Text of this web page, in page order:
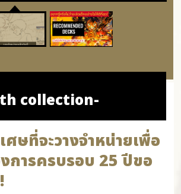
collection-
ศษที่จะวางจำหน่ายเพื่อ
การครบรอบ 25 ปีขอ